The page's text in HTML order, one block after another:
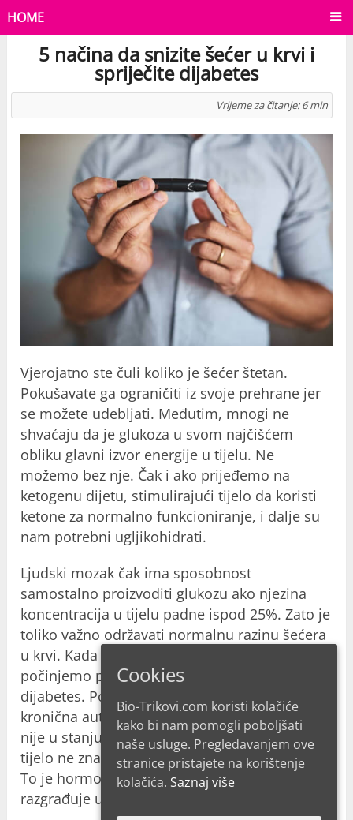
HOME
5 načina da snizite šećer u krvi i
spriječite dijabetes
Vrijeme za čitanje: 6 min
Vjerojatno ste čuli koliko je šećer štetan.
Pokušavate ga ograničiti iz svoje prehrane jer
se možete udebljati. Međutim, mnogi ne
shvaćaju da je glukoza u svom najčišćem
obliku glavni izvor energije u tijelu. Ne
možemo bez nje. Čak i ako prijeđemo na
ketogenu dijetu, stimulirajući tijelo da koristi
ketone za normalno funkcioniranje, i dalje su
nam potrebni ugljikohidrati.
Ljudski mozak čak ima sposobnost
samostalno proizvoditi glukozu ako njezina
koncentracija u tijelu padne ispod 25%. Zato je
toliko važno održavati normalnu razinu šećera
u krvi. Kada naše tijelo to nije u stanju,
počinjemo patiti od stanja poznatog kao
dijabetes. Postoje 2 glavne vrste – 1 i 2. To je
kronična autoimuna bolest u kojoj gušterača
nije u stanju proizvoditi dovoljno inzulina. Ili
tijelo ne zna točno kako ga dovesti do stanica.
To je hormon koji tijelo proizvodi kada
razgrađuje ugljikohidrate u tijelu.
Cookies
Bio-Trikovi.com koristi kolačiće
kako bi nam pomogli poboljšati
naše usluge. Pregledavanjem ove
stranice pristajete na korištenje
kolačića. Saznaj više